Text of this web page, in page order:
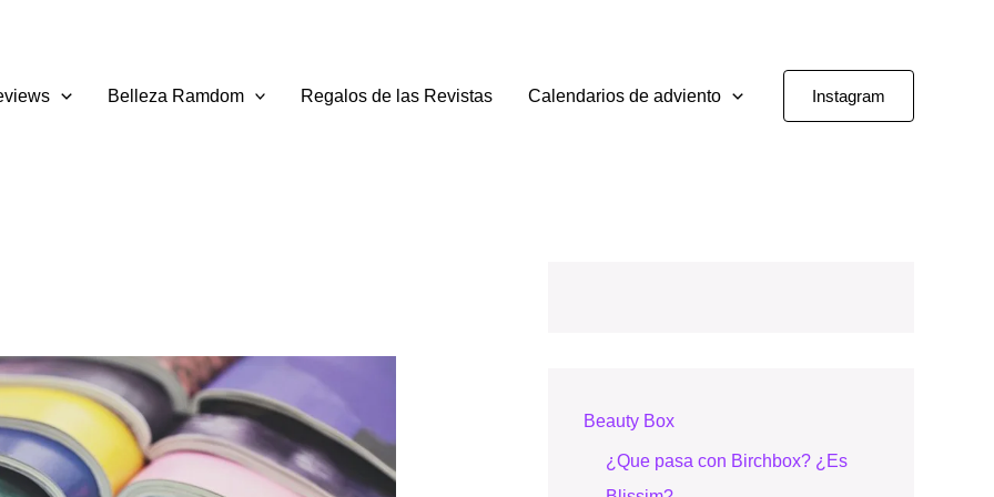
Belleza Ramdom Regalos de las Revistas Calendarios de adviento Instagram
Beauty Box
¿Que pasa con Birchbox? ¿Es